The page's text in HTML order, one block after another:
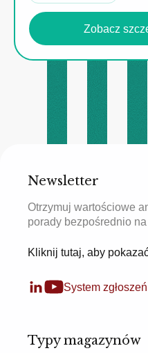
Zobacz
Newsletter
Otrzymuj wartościowe
porady bezpośrednio
Kliknij tutaj, aby
System
Typy magazynów